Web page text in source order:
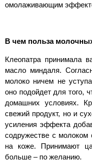
омолаживающим
В чем польза
Клеопатра принимала
масло миндаля.
молоко ничем не
оно подойдет для того,
домашних условиях.
свежий продукт, но и
усиления эффекта
содружестве с
на коже. Принимают
больше – по желанию.